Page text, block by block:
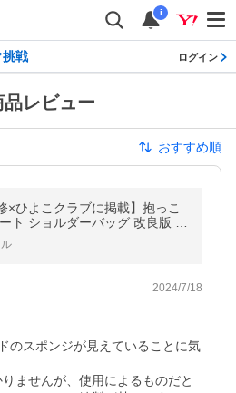
i
戦 ログイン
レビュー
おすすめ順
×ひよこクラブに掲載】抱っこ
ト ショルダーバッグ 改良版 ス
ひも 赤ちゃん 20kg 出産祝い
ュール
2024/7/18
のスポンジが見えていることに気
ませんが、使用によるものだと